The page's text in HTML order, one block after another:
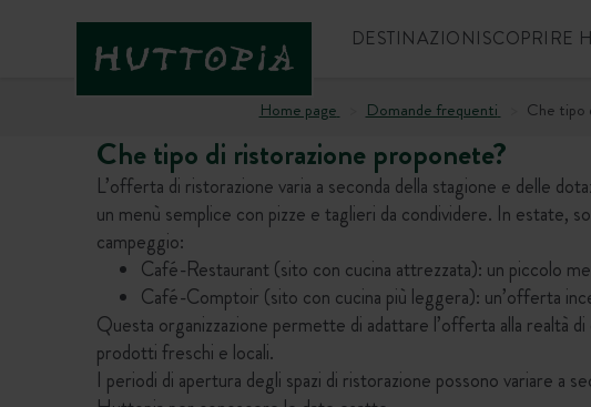
DESTINAZIONISCOPRIRE
Home page Domande frequenti Che tipo
Che tipo di ristorazione proponete?
L’offerta di ristorazione varia a seconda della stagione e delle
un menù semplice con pizze e taglieri da condividere. In estate,
campeggio:
Café-Restaurant (sito con cucina attrezzata): un piccolo
Café-Comptoir (sito con cucina più leggera): un’offerta
Questa organizzazione permette di adattare l’offerta alla realtà
prodotti freschi e locali.
I periodi di apertura degli spazi di ristorazione possono variare a